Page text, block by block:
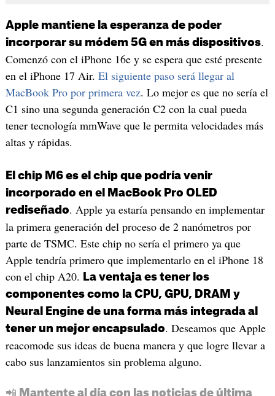
Apple mantiene la esperanza de poder
incorporar su módem 5G en más dispositivos.
Comenzó con el iPhone 16e y se espera que esté presente
en el iPhone 17 Air. El siguiente paso será llegar al
MacBook Pro por primera vez. Lo mejor es que no sería el
C1 sino una segunda generación C2 con la cual pueda
tener tecnología mmWave que le permita velocidades más
altas y rápidas.
El chip M6 es el chip que podría venir
incorporado en el MacBook Pro OLED
rediseñado. Apple ya estaría pensando en implementar
la primera generación del proceso de 2 nanómetros por
parte de TSMC. Este chip no sería el primero ya que
Apple tendría primero que implementarlo en el iPhone 18
con el chip A20.
La ventaja es tener los
componentes como la CPU, GPU, DRAM y
Neural Engine de una forma más integrada al
tener un mejor encapsulado. Deseamos que Apple
reacomode sus ideas de buena manera y que logre llevar a
cabo sus lanzamientos sin problema alguno.
📲 Mantente al día con las noticias de última